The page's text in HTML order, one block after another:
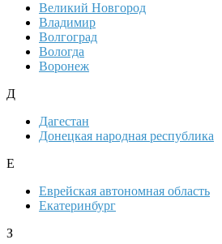
Великий Новгород
Владимир
Волгоград
Вологда
Воронеж
Д
Дагестан
Донецкая народная республика
Е
Еврейская автономная область
Екатеринбург
З